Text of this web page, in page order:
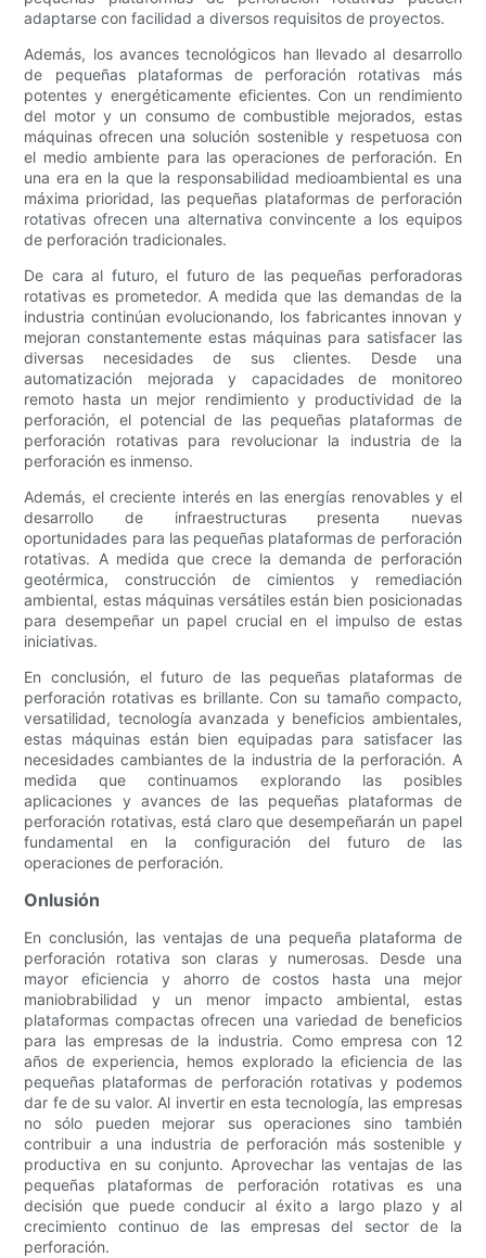
adaptarse con facilidad a diversos requisitos de proyectos.
Además, los avances tecnológicos han llevado al desarrollo
de pequeñas plataformas de perforación rotativas más
potentes y energéticamente eficientes. Con un rendimiento
del motor y un consumo de combustible mejorados, estas
máquinas ofrecen una solución sostenible y respetuosa con
el medio ambiente para las operaciones de perforación. En
una era en la que la responsabilidad medioambiental es una
máxima prioridad, las pequeñas plataformas de perforación
rotativas ofrecen una alternativa convincente a los equipos
de perforación tradicionales.
De cara al futuro, el futuro de las pequeñas perforadoras
rotativas es prometedor. A medida que las demandas de la
industria continúan evolucionando, los fabricantes innovan y
mejoran constantemente estas máquinas para satisfacer las
diversas necesidades de sus clientes. Desde una
automatización mejorada y capacidades de monitoreo
remoto hasta un mejor rendimiento y productividad de la
perforación, el potencial de las pequeñas plataformas de
perforación rotativas para revolucionar la industria de la
perforación es inmenso.
Además, el creciente interés en las energías renovables y el
desarrollo de infraestructuras presenta nuevas
oportunidades para las pequeñas plataformas de perforación
rotativas. A medida que crece la demanda de perforación
geotérmica, construcción de cimientos y remediación
ambiental, estas máquinas versátiles están bien posicionadas
para desempeñar un papel crucial en el impulso de estas
iniciativas.
En conclusión, el futuro de las pequeñas plataformas de
perforación rotativas es brillante. Con su tamaño compacto,
versatilidad, tecnología avanzada y beneficios ambientales,
estas máquinas están bien equipadas para satisfacer las
necesidades cambiantes de la industria de la perforación. A
medida que continuamos explorando las posibles
aplicaciones y avances de las pequeñas plataformas de
perforación rotativas, está claro que desempeñarán un papel
fundamental en la configuración del futuro de las
operaciones de perforación.
Onlusión
En conclusión, las ventajas de una pequeña plataforma de
perforación rotativa son claras y numerosas. Desde una
mayor eficiencia y ahorro de costos hasta una mejor
maniobrabilidad y un menor impacto ambiental, estas
plataformas compactas ofrecen una variedad de beneficios
para las empresas de la industria. Como empresa con 12
años de experiencia, hemos explorado la eficiencia de las
pequeñas plataformas de perforación rotativas y podemos
dar fe de su valor. Al invertir en esta tecnología, las empresas
no sólo pueden mejorar sus operaciones sino también
contribuir a una industria de perforación más sostenible y
productiva en su conjunto. Aprovechar las ventajas de las
pequeñas plataformas de perforación rotativas es una
decisión que puede conducir al éxito a largo plazo y al
crecimiento continuo de las empresas del sector de la
perforación.